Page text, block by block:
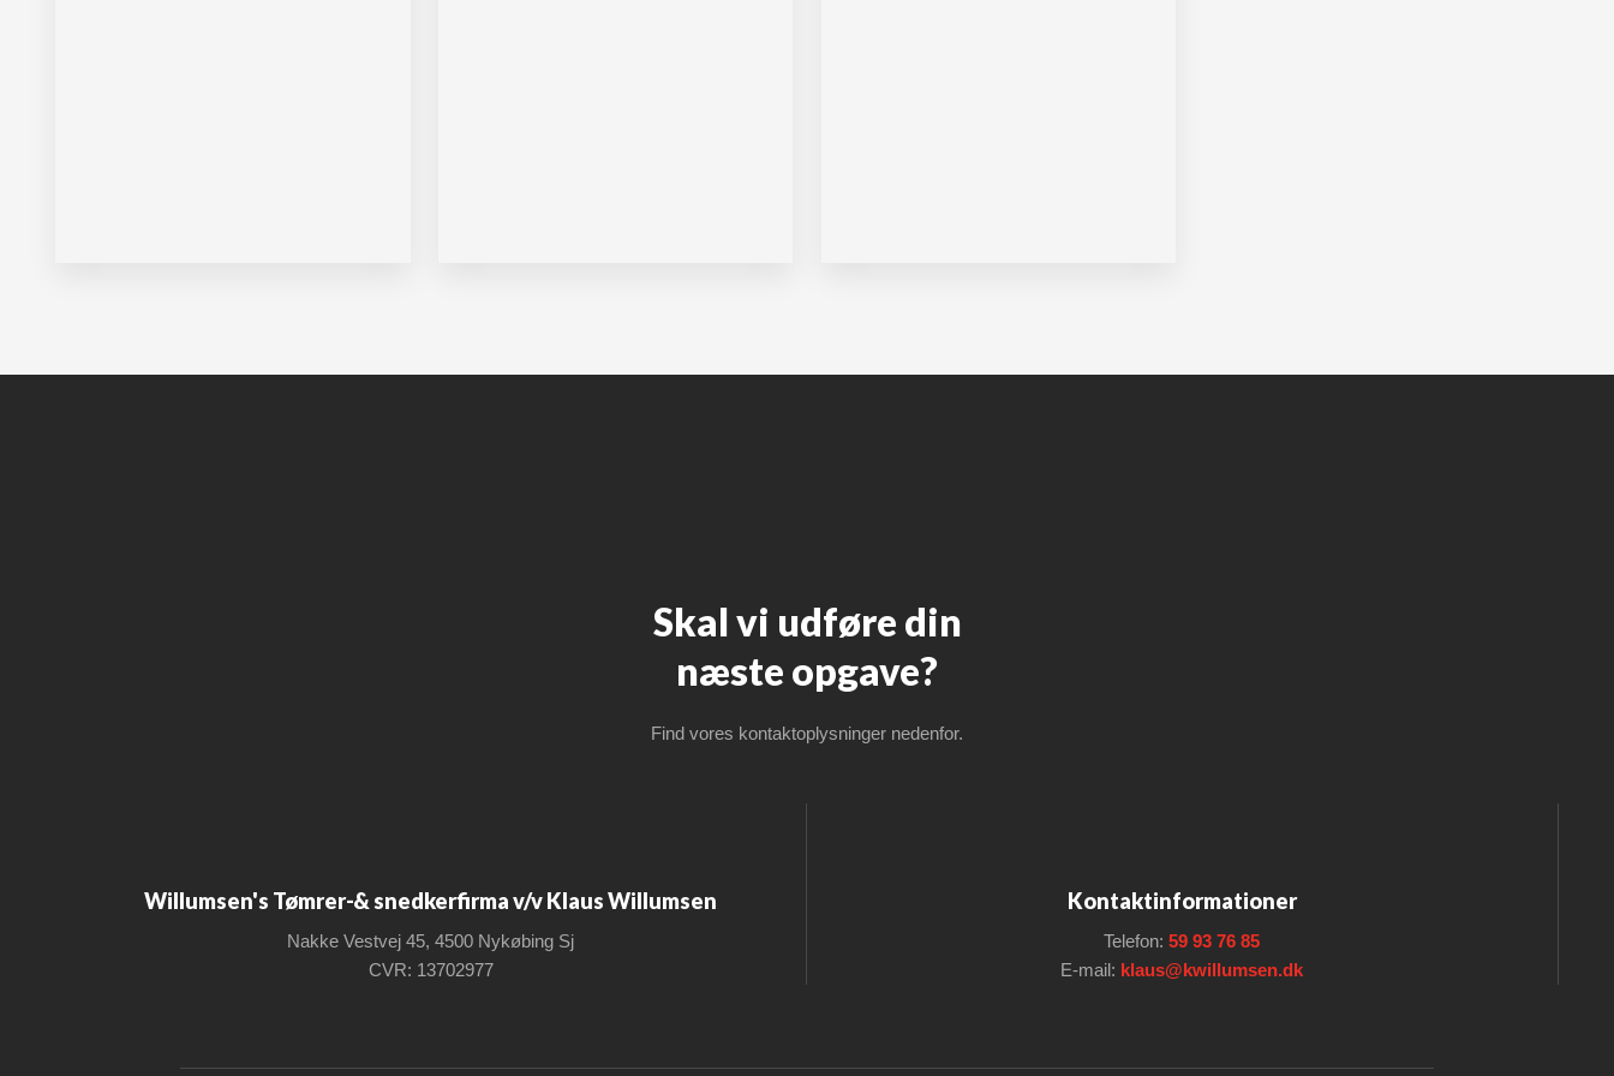
Skal vi udføre din
​næste opgave?​
Find vores kontaktoplysninger nedenfor.
Willumsen's Tømrer-& snedkerfirma v/v Klaus Willumsen
Nakke Vestvej 45, 4500 Nykøbing Sj
CVR: 13702977
Kontaktinformationer
Telefon:59 93 76 85
E-mail: klaus@kwillumsen.dk